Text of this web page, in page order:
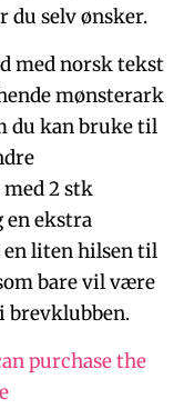
du selv ønsker.
med norsk tekst
mønsterark
du kan bruke til
2 stk
ekstra
en liten hilsen til
bare vil være
brevklubben.
purchase the